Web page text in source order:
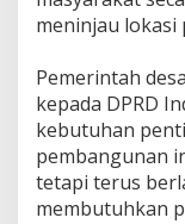
meninjau lokasi
‎Pemerintah
kepada DPRD
kebutuhan
pembangunan
tetapi terus
membutuhkan